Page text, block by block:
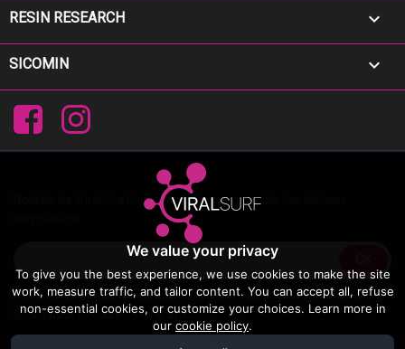
We value your privacy
To give you the best experience, we use cookies to make the site
work, measure traffic, and tailor content. You can accept all, refuse
non-essential cookies, or customize your choices. Learn more in
our cookie policy.
RESIN RESEARCH 
SICOMIN 
FacebookInstagram
Boletín de Viral Surf – Suscríbete para recibir las últimas
Puede darse de baja en cualquier momento. Para ello, consulte nuestra
información de contacto en el aviso legal.